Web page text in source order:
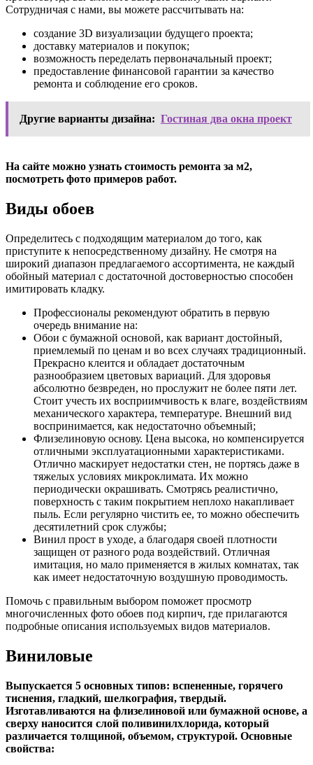
Сотрудничая с нами, вы можете рассчитывать на:
создание 3D визуализации будущего проекта;
доставку материалов и покупок;
возможность переделать первоначальный проект;
предоставление финансовой гарантии за качество
ремонта и соблюдение его сроков.
Другие варианты дизайна: Гостиная два окна проект
На сайте можно узнать стоимость ремонта за м2,
посмотреть фото примеров работ.
Виды обоев
Определитесь с подходящим материалом до того, как
приступите к непосредственному дизайну. Не смотря на
широкий диапазон предлагаемого ассортимента, не каждый
обойный материал с достаточной достоверностью способен
имитировать кладку.
Профессионалы рекомендуют обратить в первую
очередь внимание на:
Обои с бумажной основой, как вариант достойный,
приемлемый по ценам и во всех случаях традиционный.
Прекрасно клеится и обладает достаточным
разнообразием цветовых вариаций. Для здоровья
абсолютно безвреден, но прослужит не более пяти лет.
Стоит учесть их восприимчивость к влаге, воздействиям
механического характера, температуре. Внешний вид
воспринимается, как недостаточно объемный;
Флизелиновую основу. Цена высока, но компенсируется
отличными эксплуатационными характеристиками.
Отлично маскирует недостатки стен, не портясь даже в
тяжелых условиях микроклимата. Их можно
периодически окрашивать. Смотрясь реалистично,
поверхность с таким покрытием неплохо накапливает
пыль. Если регулярно чистить ее, то можно обеспечить
десятилетний срок службы;
Винил прост в уходе, а благодаря своей плотности
защищен от разного рода воздействий. Отличная
имитация, но мало применяется в жилых комнатах, так
как имеет недостаточную воздушную проводимость.
Помочь с правильным выбором поможет просмотр
многочисленных фото обоев под кирпич, где прилагаются
подробные описания используемых видов материалов.
Виниловые
Выпускается 5 основных типов: вспененные, горячего
тиснения, гладкий, шелкография, твердый.
Изготавливаются на флизелиновой или бумажной основе, а
сверху наносится слой поливинилхлорида, который
различается толщиной, объемом, структурой. Основные
свойства: